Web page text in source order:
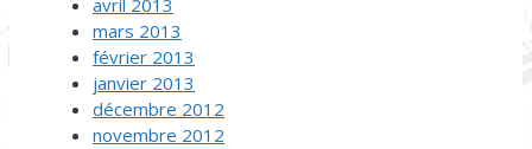
mars 2013
février 2013
janvier 2013
décembre 2012
novembre 2012